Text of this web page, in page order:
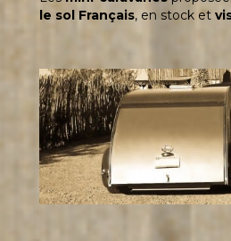
le sol Français, en stock et